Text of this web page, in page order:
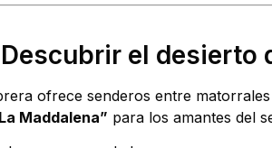
Descubrir el desierto
ofrece senderos entre
Maddalena” para los amantes del